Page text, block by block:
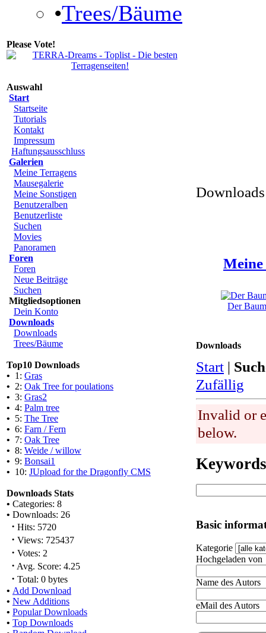
•Trees/Bäume
Please Vote!
Auswahl
Start
Startseite
Tutorials
Kontakt
Impressum
Haftungsausschluss
Galerien
Meine Terragens
Mausegalerie
Meine Sonstigen
Benutzeralben
Benutzerliste
Suchen
Movies
Panoramen
Foren
Foren
Neue Beiträge
Suchen
Mitgliedsoptionen
Dein Konto
Downloads
Downloads
Trees/Bäume
Top10 Downloads
• 1: Gras
• 2: Oak Tree for poulations
• 3: Gras2
• 4: Palm tree
• 5: The Tree
• 6: Farn / Fern
• 7: Oak Tree
• 8: Weide / willow
• 9: Bonsai1
• 10: JUpload for the Dragonfly CMS
Downloads Stats
• Categories: 8
• Downloads: 26
· Hits: 5720
· Views: 725437
· Votes: 2
· Avg. Score: 4.25
· Total: 0 bytes
• Add Download
• New Additions
• Popular Downloads
• Top Downloads
Downloads
Der
Downloads
Start |
Zufällig
Invalid or
below.
Keywords
Basic
Kategorie
Hochgeladen von
Name des Autors
eMail des Autors